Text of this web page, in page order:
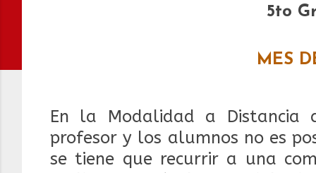
5to
MES
En la Modalidad a Distancia
profesor y los alumnos no es
se tiene que recurrir a una